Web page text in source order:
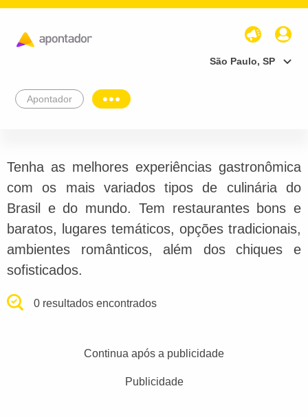
São Paulo, SP
Apontador
Tenha as melhores experiências gastronômica
com os mais variados tipos de culinária do
Brasil e do mundo. Tem restaurantes bons e
baratos, lugares temáticos, opções tradicionais,
ambientes românticos, além dos chiques e
sofisticados.
0 resultados encontrados
Continua após a publicidade
Publicidade